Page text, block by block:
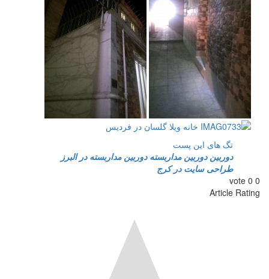
تگ های این پست
دوربين دوربين مداربسته دوربين مداربسته در البرز
طراحی سایت در کرج
0
0
vote
Article Rating